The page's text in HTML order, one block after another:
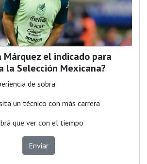
Márquez el indicado para
la Selección Mexicana?
de sobra
un técnico con más carrera
que ver con el tiempo
Enviar